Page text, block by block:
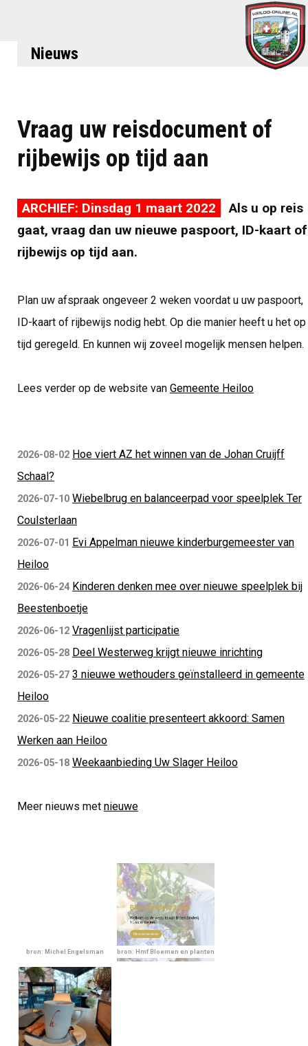
Nieuws
Vraag uw reisdocument of
rijbewijs op tijd aan
ARCHIEF: Dinsdag 1 maart 2022
Als u op reis
gaat, vraag dan uw nieuwe paspoort, ID-kaart of
rijbewijs op tijd aan.
Plan uw afspraak ongeveer 2 weken voordat u uw paspoort,
ID-kaart of rijbewijs nodig hebt. Op die manier heeft u het op
tijd geregeld. En kunnen wij zoveel mogelijk mensen helpen.
Lees verder op de website van Gemeente Heiloo
2026-08-02 Hoe viert AZ het winnen van de Johan Cruijff
Schaal?
2026-07-10 Wiebelbrug en balanceerpad voor speelplek Ter
Coulsterlaan
2026-07-01 Evi Appelman nieuwe kinderburgemeester van
Heiloo
2026-06-24 Kinderen denken mee over nieuwe speelplek bij
Beestenboetje
2026-06-12 Vragenlijst participatie
2026-05-28 Deel Westerweg krijgt nieuwe inrichting
2026-05-27 3 nieuwe wethouders geïnstalleerd in gemeente
Heiloo
2026-05-22 Nieuwe coalitie presenteert akkoord: Samen
Werken aan Heiloo
2026-05-18 Weekaanbieding Uw Slager Heiloo
Meer nieuws met nieuwe
bron: Michel Engelsman bron: Hmf Bloemen en planten